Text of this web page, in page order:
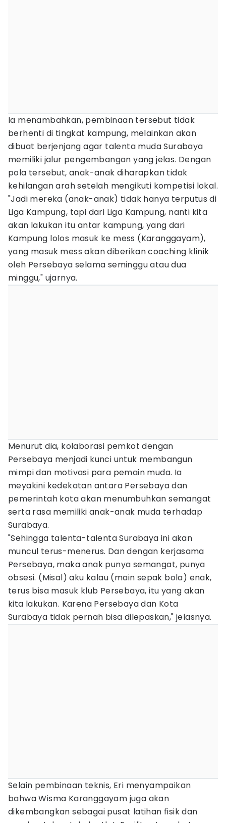
Ia menambahkan, pembinaan tersebut tidak
berhenti di tingkat kampung, melainkan akan
dibuat berjenjang agar talenta muda Surabaya
memiliki jalur pengembangan yang jelas. Dengan
pola tersebut, anak-anak diharapkan tidak
kehilangan arah setelah mengikuti kompetisi lokal.
"Jadi mereka (anak-anak) tidak hanya terputus di
Liga Kampung, tapi dari Liga Kampung, nanti kita
akan lakukan itu antar kampung, yang dari
Kampung lolos masuk ke mess (Karanggayam),
yang masuk mess akan diberikan coaching klinik
oleh Persebaya selama seminggu atau dua
minggu," ujarnya.
Menurut dia, kolaborasi pemkot dengan
Persebaya menjadi kunci untuk membangun
mimpi dan motivasi para pemain muda. Ia
meyakini kedekatan antara Persebaya dan
pemerintah kota akan menumbuhkan semangat
serta rasa memiliki anak-anak muda terhadap
Surabaya.
"Sehingga talenta-talenta Surabaya ini akan
muncul terus-menerus. Dan dengan kerjasama
Persebaya, maka anak punya semangat, punya
obsesi. (Misal) aku kalau (main sepak bola) enak,
terus bisa masuk klub Persebaya, itu yang akan
kita lakukan. Karena Persebaya dan Kota
Surabaya tidak pernah bisa dilepaskan," jelasnya.
Selain pembinaan teknis, Eri menyampaikan
bahwa Wisma Karanggayam juga akan
dikembangkan sebagai pusat latihan fisik dan